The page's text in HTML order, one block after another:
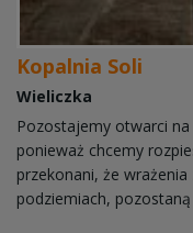
Kopalnia Soli
Wieliczka
Pozostajemy otwarci
ponieważ chcemy
przekonani, że
podziemiach,